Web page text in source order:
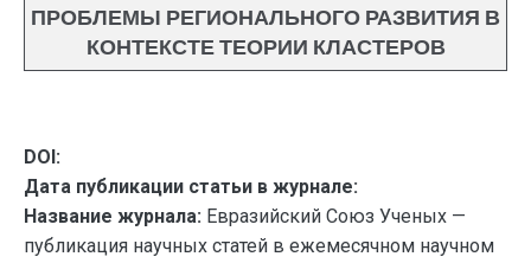
ПРОБЛЕМЫ РЕГИОНАЛЬНОГО РАЗВИТИЯ В
КОНТЕКСТЕ ТЕОРИИ КЛАСТЕРОВ
DOI:
Дата публикации статьи в журнале:
Название журнала: Евразийский Союз Ученых —
публикация научных статей в ежемесячном научном